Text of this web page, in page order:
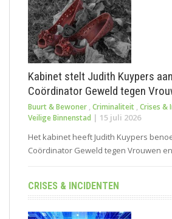
Kabinet stelt Judith Kuypers
Coördinator Geweld tegen
Buurt & Bewoner , Criminaliteit , Crises &
Veilige Binnenstad | 15 juli 2026
Het kabinet heeft Judith Kuypers
Coördinator Geweld tegen Vrouwen
CRISES & INCIDENTEN